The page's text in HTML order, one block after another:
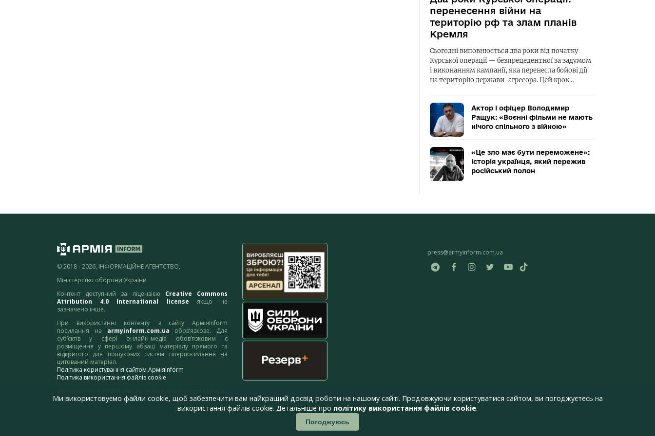
перенесення війни на
територію рф та злам планів
Кремля
Сьогодні виповнюється два роки від початку
Курської операції — безпрецедентної за задумом
і виконанням кампанії, яка перенесла бойові дії
на територію держави-агресора. Цей крок…
Актор і офіцер Володимир
Ращук: «Воєнні фільми не мають
нічого спільного з війною»
«Це зло має бути переможене»:
історія українця, який пережив
російський полон
© 2018 - 2026, ІНФОРМАЦІЙНЕ АГЕНТСТВО,
Міністерство оборони України
Контент доступний за ліцензією Creative Commons
Attribution 4.0 International license якщо не
зазначено інше.
При використанні контенту з сайту АрміяInform
посилання на armyinform.com.ua обов’язкове. Для
суб’єктів у сфері онлайн-медіа обов’язковим є
розміщення у першому абзаці матеріалу прямого та
відкритого для пошукових систем гіперпосилання на
цитований матеріал.
Політика користування сайтом АрміяInform
Політика використання файлів cookie
адресу:webmaster@armyinform.com.ua
press@armyinform.com.ua
Ми використовуємо файли cookie, щоб забезпечити вам найкращий досвід роботи на нашому сайті. Продовжуючи користуватися сайтом, ви погоджуєтесь на
використання файлів cookie. Детальніше про політику використання файлів cookie.
Погоджуюсь